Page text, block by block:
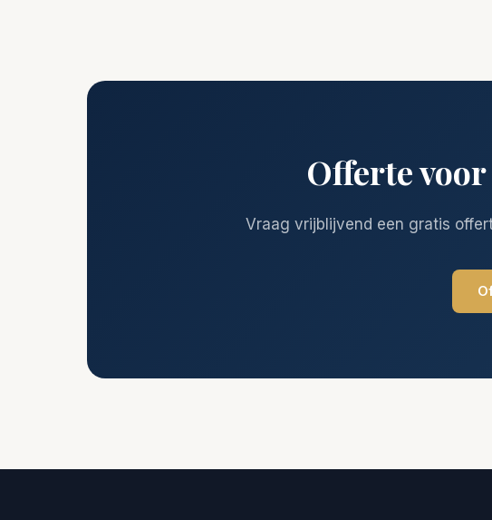
Offerte
Vraag vrijblijvend een gratis